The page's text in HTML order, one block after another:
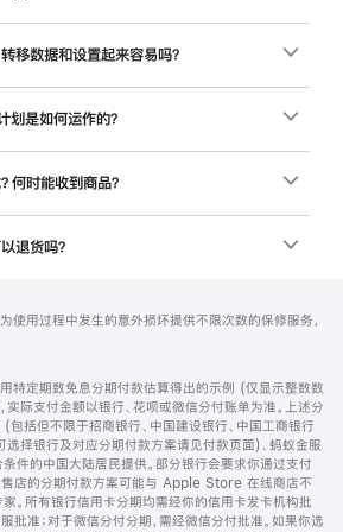
数据和设置起来容易吗？
是如何运作的？
何时能收到商品？
货吗？
用过程中发生的意外损坏提供不限次数的保修服务，
特定期数免息分期付款估算得出的示例 (仅显示整数数
实际支付金额以银行、花呗或微信分付账单为准。上述分
括但不限于招商银行、中国建设银行、中国工商银行
选择银行及对应分期付款方案请见付款页面)、蚂蚁金服
件的中国大陆居民提供。部分银行会要求你通过支付
店的分期付款方案可能与 Apple Store 在线商店不
。所有银行信用卡分期均需经你的信用卡发卡机构批
批准；对于微信分付分期，需经微信分付批准。如果你选